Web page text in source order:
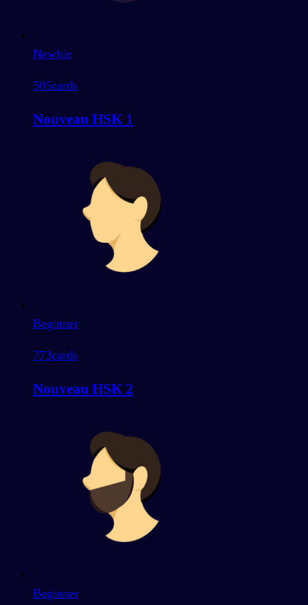
Newbie
505cards
Nouveau HSK 1
Beginner
773cards
Nouveau HSK 2
Beginner